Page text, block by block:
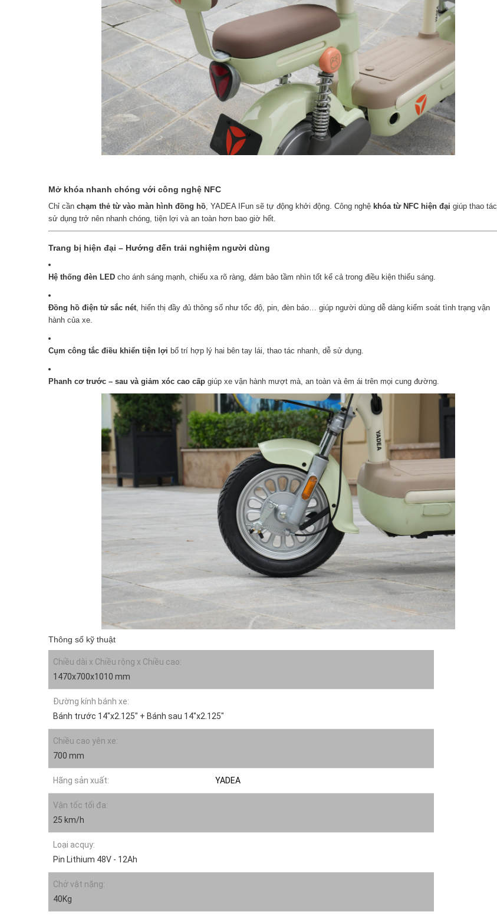
Mở khóa nhanh chóng với công nghệ NFC
Chỉ cần chạm thẻ từ vào màn hình đồng hồ, YADEA IFun sẽ tự động khởi động. Công nghệ khóa từ NFC hiện đại giúp thao tác
sử dụng trở nên nhanh chóng, tiện lợi và an toàn hơn bao giờ hết.
Trang bị hiện đại – Hướng đến trải nghiệm người dùng
Hệ thống đèn LED cho ánh sáng mạnh, chiếu xa rõ ràng, đảm bảo tầm nhìn tốt kể cả trong điều kiện thiếu sáng.
Đồng hồ điện tử sắc nét, hiển thị đầy đủ thông số như tốc độ, pin, đèn báo… giúp người dùng dễ dàng kiểm soát tình trạng vận
hành của xe.
Cụm công tắc điều khiển tiện lợi bố trí hợp lý hai bên tay lái, thao tác nhanh, dễ sử dụng.
Phanh cơ trước – sau và giảm xóc cao cấp giúp xe vận hành mượt mà, an toàn và êm ái trên mọi cung đường.
Thông số kỹ thuật
Chiều dài x Chiều rộng x Chiều cao:
1470x700x1010 mm
Đường kính bánh xe:
Bánh trước 14"x2.125" + Bánh sau 14"x2.125"
Chiều cao yên xe:
700 mm
Hãng sản xuất: YADEA
Vận tốc tối đa:
25 km/h
Loại acquy:
Pin Lithium 48V - 12Ah
Chở vật nặng:
40Kg